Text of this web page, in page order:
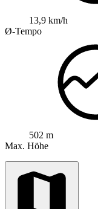
13,9 km/h
Ø-Tempo
502 m
Max. Höhe